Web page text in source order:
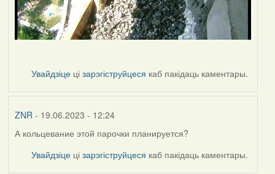
Увайдзіце цізарэгіструйцеся каб пакідаць каментары.
ZNR - 19.06.2023 - 12:24
А кольцевание этой парочки планируется?
Увайдзіце цізарэгіструйцеся каб пакідаць каментары.